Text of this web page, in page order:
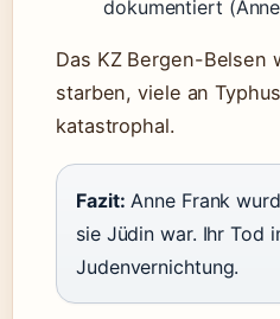
dokumentiert
Das KZ Bergen-Belsen
starben, viele an
katastrophal.
Fazit: Anne Frank
sie Jüdin war. Ihr Tod
Judenvernichtung.